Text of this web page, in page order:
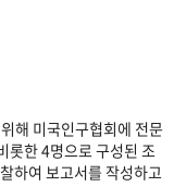
해 미국인구협회에 전문
롯한 4명으로 구성된 조
하여 보고서를 작성하고